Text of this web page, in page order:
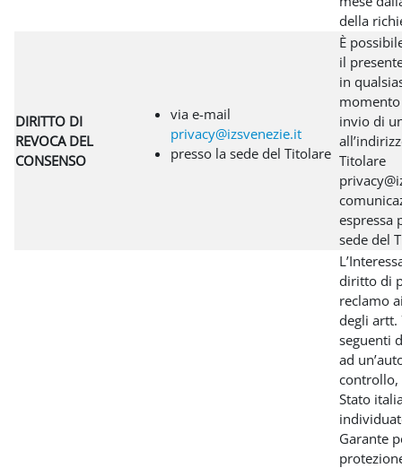
della
DIRITTO DI
REVOCA DEL
CONSENSO
via e-mail
privacy@izsvenezie.it
presso la sede del Titolare
È
il
in
invio di
Titolare
espressa
sede del
diritto di
reclamo
degli artt.
seguenti
ad
controllo,
Stato
Garante